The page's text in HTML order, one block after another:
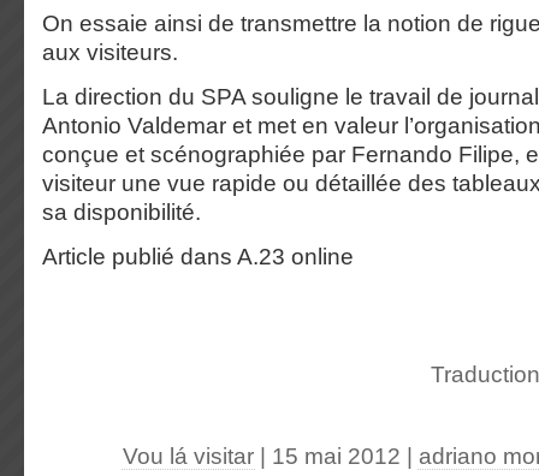
On essaie ainsi de transmettre la notion de
aux visiteurs.
La direction du SPA souligne le travail de
Antonio Valdemar et met en valeur
conçue et scénographiée par Fernando Filipe,
visiteur une vue rapide ou détaillée des
sa disponibilité.
Article publié dans A.23 online
Vou lá visitar | 15 mai 2012 adriano